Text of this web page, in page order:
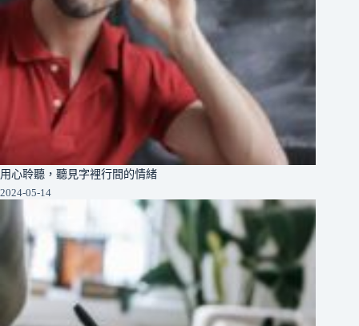
用心聆聽，聽見字裡行間的情緒
2024-05-14